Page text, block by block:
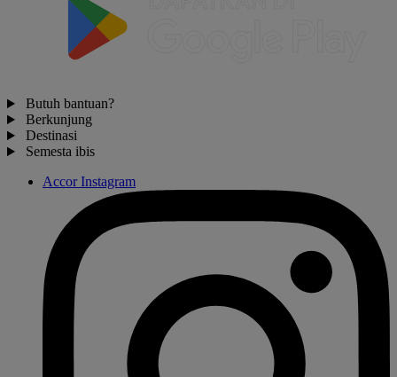
Butuh bantuan?
Berkunjung
Destinasi
Semesta ibis
Accor Instagram